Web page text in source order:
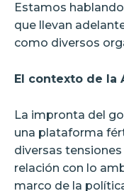
Estamos
que llevan
como diversos
El contexto de la
La impronta del
una plataforma
diversas
relación con lo
marco de la